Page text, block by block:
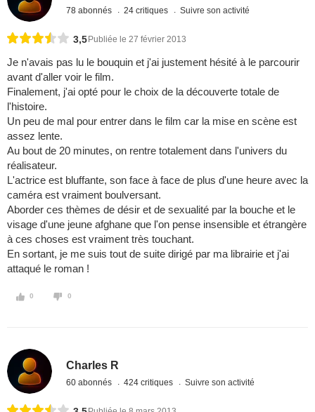
78 abonnés 24 critiques Suivre son activité
3,5 Publiée le 27 février 2013
Je n'avais pas lu le bouquin et j'ai justement hésité à le parcourir
avant d'aller voir le film.
Finalement, j'ai opté pour le choix de la découverte totale de
l'histoire.
Un peu de mal pour entrer dans le film car la mise en scène est
assez lente.
Au bout de 20 minutes, on rentre totalement dans l'univers du
réalisateur.
L'actrice est bluffante, son face à face de plus d'une heure avec la
caméra est vraiment boulversant.
Aborder ces thèmes de désir et de sexualité par la bouche et le
visage d'une jeune afghane que l'on pense insensible et étrangère
à ces choses est vraiment très touchant.
En sortant, je me suis tout de suite dirigé par ma librairie et j'ai
attaqué le roman !
0 0
Charles R
60 abonnés 424 critiques Suivre son activité